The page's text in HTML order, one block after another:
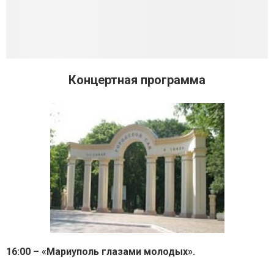
Концертная программа
16:00 – «Мариуполь глазами молодых».